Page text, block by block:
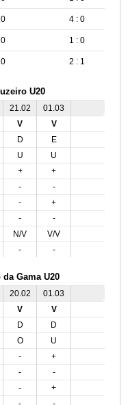
4 : 0
1 : 0
2 : 1
U20
21.02
01.03
V
V
D
E
U
U
+
+
-
-
-
+
-
-
N/V
V/V
- -
Gama U20
20.02
01.03
V
V
D
D
O
U
-
+
-
-
-
+